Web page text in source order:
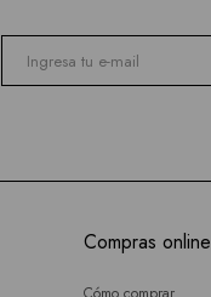
Compras online